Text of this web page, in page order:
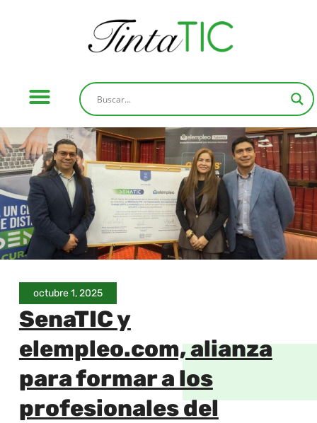
octubre 1, 2025
SenaTIC y
elempleo.com, alianza
para formar a los
profesionales del